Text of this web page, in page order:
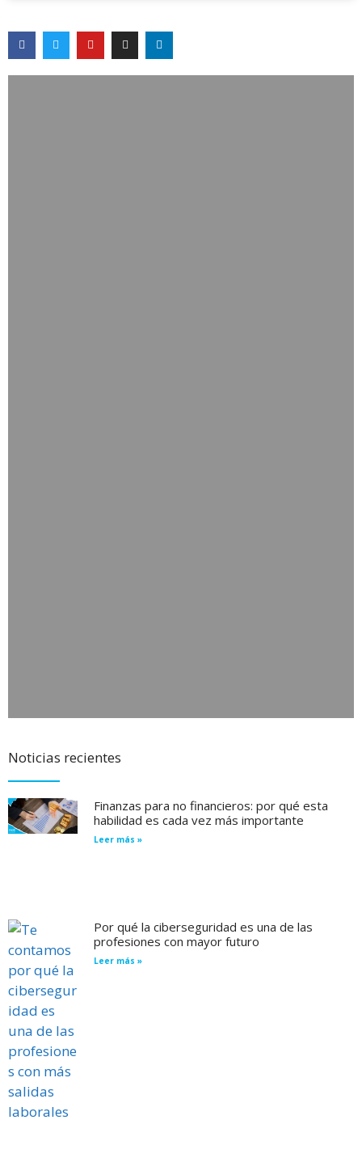
Noticias recientes
Finanzas para no financieros: por qué esta
habilidad es cada vez más importante
Leer más »
Por qué la ciberseguridad es una de las
profesiones con mayor futuro
Leer más »